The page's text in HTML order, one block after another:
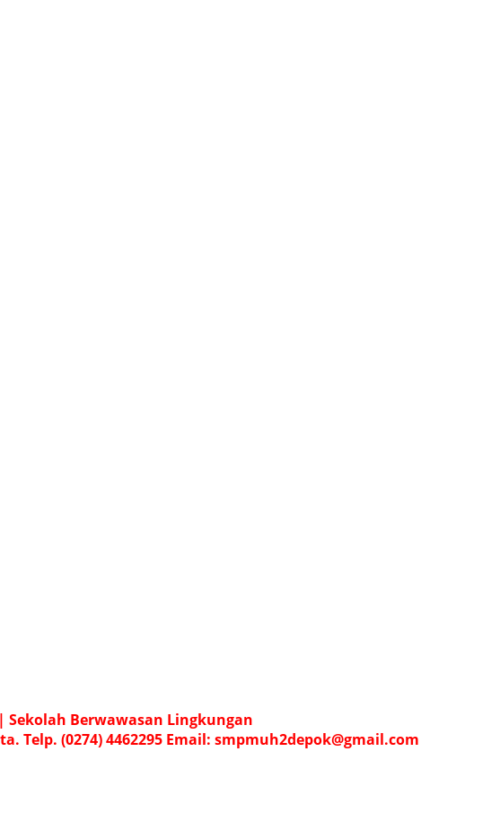
Sekolah Berwawasan Lingkungan
Telp. (0274) 4462295 Email: smpmuh2depok@gmail.com